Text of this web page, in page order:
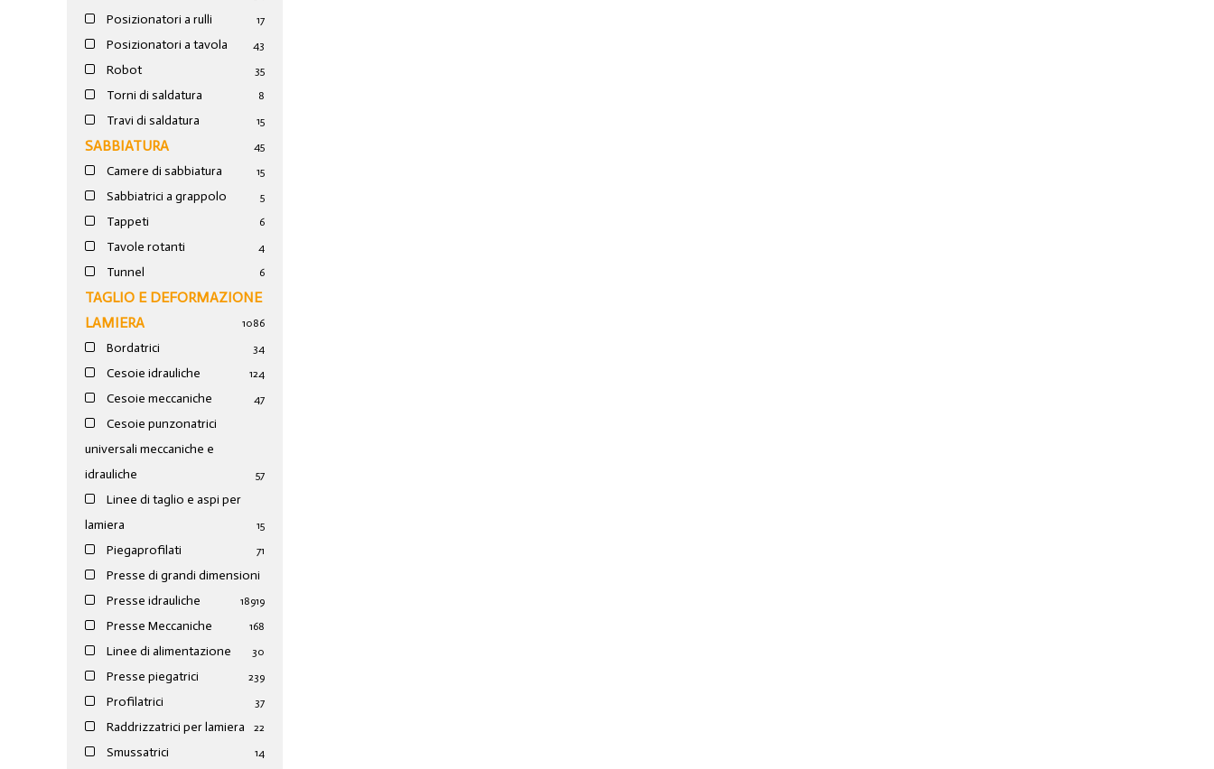
Posizionatori a rulli 17
Posizionatori a tavola 43
Robot 35
Torni di saldatura 8
Travi di saldatura 15
SABBIATURA 45
Camere di sabbiatura 15
Sabbiatrici a grappolo 5
Tappeti 6
Tavole rotanti 4
Tunnel 6
TAGLIO E DEFORMAZIONE
LAMIERA
1086
Bordatrici 34
Cesoie idrauliche 124
Cesoie meccaniche 47
Cesoie punzonatrici
universali meccaniche e
idrauliche
57
Linee di taglio e aspi per
lamiera
15
Piegaprofilati 71
Presse di grandi dimensioni
19
Presse idrauliche 189
Presse Meccaniche 168
Linee di alimentazione 30
Presse piegatrici 239
Profilatrici 37
Raddrizzatrici per lamiera 22
Smussatrici 14